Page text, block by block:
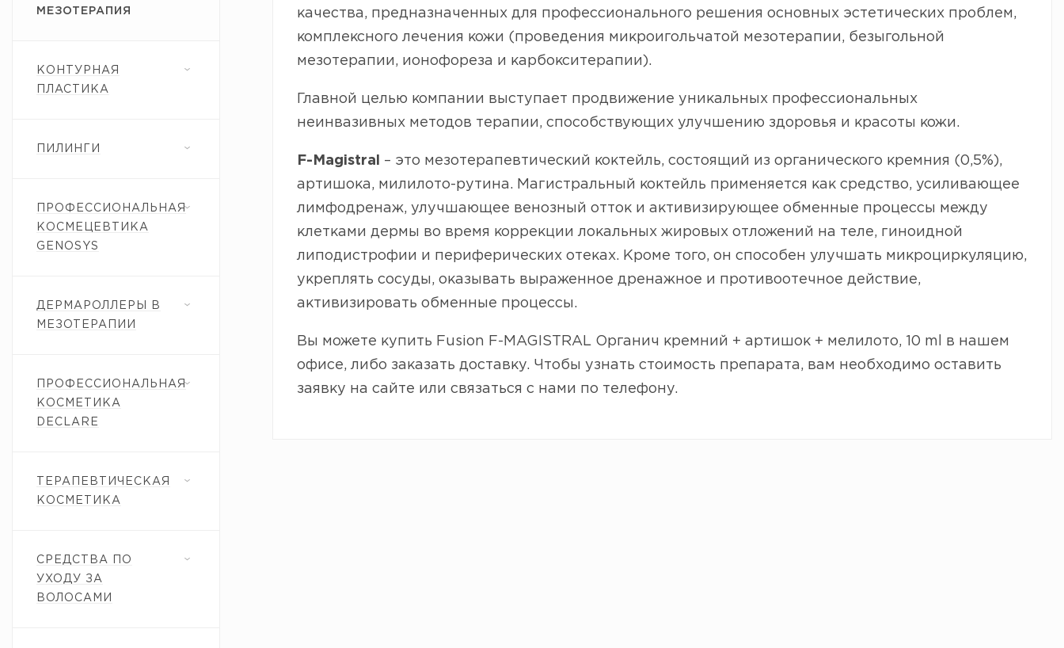
МЕЗОТЕРАПИЯ
КОНТУРНАЯ
ПЛАСТИКА
ПИЛИНГИ
ПРОФЕССИОНАЛЬНАЯ
КОСМЕЦЕВТИКА
GENOSYS
ДЕРМАРОЛЛЕРЫ В
МЕЗОТЕРАПИИ
ПРОФЕССИОНАЛЬНАЯ
КОСМЕТИКА
DECLARE
ТЕРАПЕВТИЧЕСКАЯ
КОСМЕТИКА
СРЕДСТВА ПО
УХОДУ ЗА
ВОЛОСАМИ
качества, предназначенных для профессионального решения основных эстетических проблем,
комплексного лечения кожи (проведения микроигольчатой мезотерапии, безыгольной
мезотерапии, ионофореза и карбокситерапии).
Главной целью компании выступает продвижение уникальных профессиональных
неинвазивных методов терапии, способствующих улучшению здоровья и красоты кожи.
F-Magistral – это мезотерапевтический коктейль, состоящий из органического кремния (0,5%),
артишока, милилото-рутина. Магистральный коктейль применяется как средство, усиливающее
лимфодренаж, улучшающее венозный отток и активизирующее обменные процессы между
клетками дермы во время коррекции локальных жировых отложений на теле, гиноидной
липодистрофии и периферических отеках. Кроме того, он способен улучшать микроциркуляцию,
укреплять сосуды, оказывать выраженное дренажное и противоотечное действие,
активизировать обменные процессы.
Вы можете купить Fusion F-MAGISTRAL Органич кремний + артишок + мелилото, 10 ml в нашем
офисе, либо заказать доставку. Чтобы узнать стоимость препарата, вам необходимо оставить
заявку на сайте или связаться с нами по телефону.